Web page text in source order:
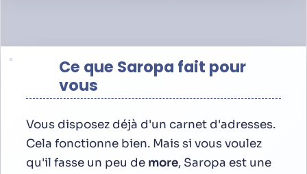
Ce que Saropa fait pour
vous
Vous disposez déjà d'un carnet d'adresses.
Cela fonctionne bien. Mais si vous voulez
qu'il fasse un peu de more, Saropa est une